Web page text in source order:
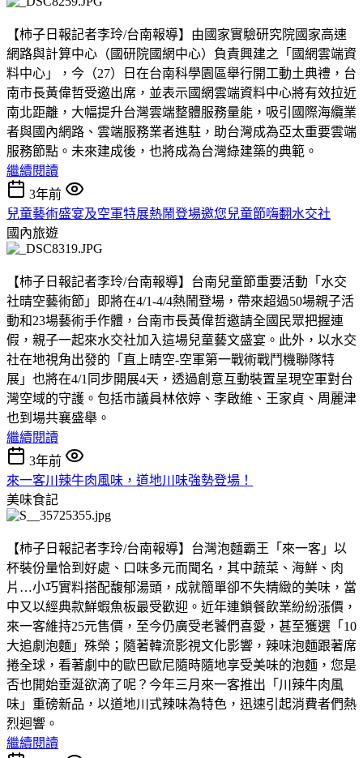
【柿子日報記者李玲/台南報導】由國家實驗研究院國家高速
網路與計算中心（國研院國網中心）負責興建之「國網雲端資
料中心」，今（27）日在台南科學園區舉行開工動土典禮，台
南市長黃偉哲受邀出席，並表示國網雲端資料中心將有效拉近
南北距離，大幅提升台灣雲端整體服務量能，吸引國際海纜業
者與國內網路、雲端服務業者進駐，助台灣成為亞太重要雲端
服務節點。未來建成後，也將成為台灣綠建築的典範。
繼續閱讀
3年前
兒童藝術盛宴及空軍特展熱鬧登場邀您兒童節嗨翻水交社
國內旅遊
【柿子日報記者李玲/台南報導】台南兒童節重要活動「水交
社晴空藝術節」即將在4/1-4/4熱鬧登場，帶來超過50場親子活
動和23場藝術手作體，台南市長黃偉哲邀請全國民眾把握連
假，親子一起來水交社加入這場兒童藝文盛宴。此外，以水交
社在地視角出發的「直上晴空-空軍第一戰術戰鬥機聯隊特
展」也將在4/1同步開展4天，透過創意互動裝置呈現空軍對台
灣空域的守護。包括市議員林依婷、李啟維、王家貞、周麗津
也到場共襄盛舉。
繼續閱讀
3年前
來一客川辣牛肉風味，道地川味強勢登場！
美味食記
【柿子日報記者李玲/台南報導】台灣泡麵霸王「來一客」以
杯裝份量恰到好處、口味多元而聞名，其中蔬菜、海鮮、肉
片…小巧實料搭配馥郁湯頭，成就簡單卻不失精緻的美味，當
中又以經典款鮮蝦魚板最受歡迎。近年連鎖餐飲業紛紛漲價，
來一客維持25元售價，至今仍廣受老饕們喜愛，甚至獲選「10
大追劇泡麵」殊榮；隨著韓流影視文化影響，辣味泡麵跟著席
捲全球，看著劇中的歐巴歐尼隨時隨地享受美味的泡麵，您是
否也開始垂涎欲滴了呢？今年三月來一客推出「川辣牛肉風
味」重磅新品，以道地川式辣味為特色，迅速引起消費者們熱
烈迴響。
繼續閱讀